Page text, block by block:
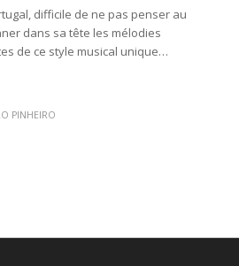
difficile de ne pas penser au
dans sa tête les mélodies
de ce style musical unique…
PINHEIRO